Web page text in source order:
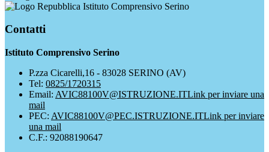
Istituto Comprensivo Serino
Contatti
Istituto Comprensivo Serino
P.zza Cicarelli,16 - 83028 SERINO (AV)
Tel: 0825/1720315
Email: AVIC88100V@ISTRUZIONE.ITLink per inviare una
mail
PEC: AVIC88100V@PEC.ISTRUZIONE.ITLink per inviare
una mail
C.F.: 92088190647